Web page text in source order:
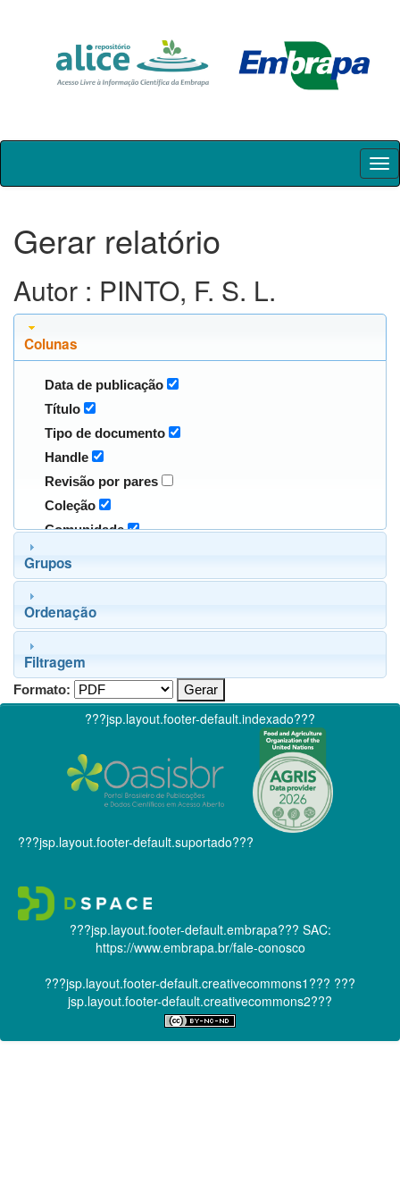
Skip
Gerar relatório
Autor : PINTO, F. S. L.
Colunas
Data de publicação
Título
Tipo de documento
Handle
Revisão por pares
Coleção
Comunidade
Grupos
Ordenação
Filtragem
Formato:
???jsp.layout.footer-default.indexado???
???jsp.layout.footer-default.suportado???
???jsp.layout.footer-default.embrapa??? SAC:
https://www.embrapa.br/fale-conosco
???jsp.layout.footer-default.creativecommons1??? ???
jsp.layout.footer-default.creativecommons2???